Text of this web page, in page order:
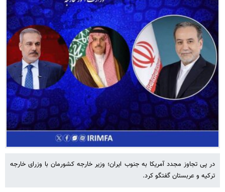
در پی تجاوز مجدد آمریکا به جنوب ایران؛ وزیر خارجه کشورمان با وزرای خارجه
ترکیه و عربستان گفتگو کرد.